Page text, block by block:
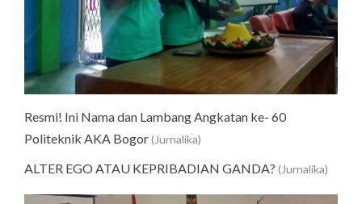
Resmi! Ini Nama dan Lambang Angkatan ke- 60
Politeknik AKA Bogor(Jurnalika)
ALTER EGO ATAU KEPRIBADIAN GANDA? (Jurnalika)